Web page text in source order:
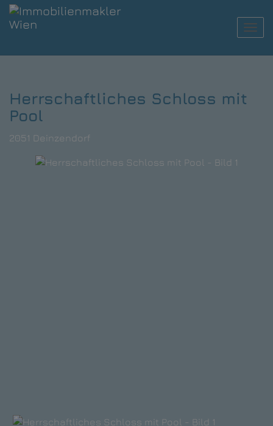
Herrschaftliches Schloss mit
Pool
2051 Deinzendorf